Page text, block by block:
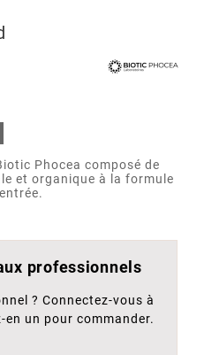
Phocea composé de
et organique à la formule
professionnels
? Connectez-vous à
un pour commander.